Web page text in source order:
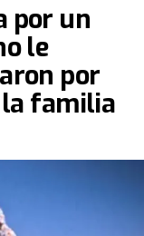
orejas
sonrisa
truchas
sonrisa
observa por
tierna o
web oficial,
a ayudar,
Pero
por un
le
por
la familia